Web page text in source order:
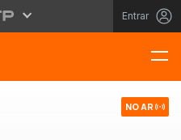
Entrar
NO AR